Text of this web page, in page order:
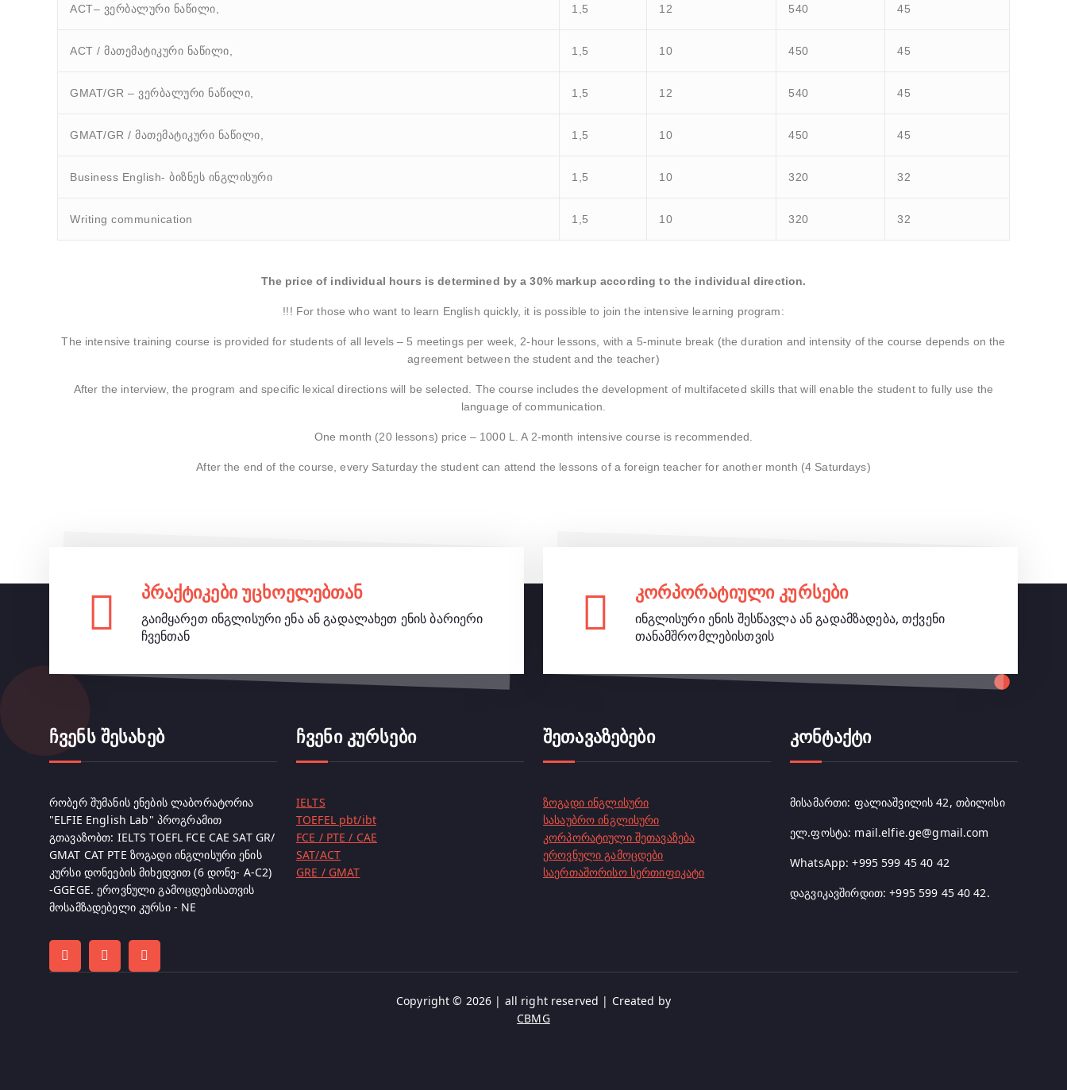
ACT– ვერბალური ნაწილი, 1,5 12 540 45
ACT / მათემატიკური ნაწილი, 1,5 10 450 45
GMAT/GR – ვერბალური ნაწილი, 1,5 12 540 45
GMAT/GR / მათემატიკური ნაწილი, 1,5 10 450 45
Business English- ბიზნეს ინგლისური 1,5 10 320 32
Writing communication 1,5 10 320 32
The price of individual hours is determined by a 30% markup according to the individual direction.
!!! For those who want to learn English quickly, it is possible to join the intensive learning program:
The intensive training course is provided for students of all levels – 5 meetings per week, 2-hour lessons, with a 5-minute break (the duration and intensity of the course depends on the
agreement between the student and the teacher)
After the interview, the program and specific lexical directions will be selected. The course includes the development of multifaceted skills that will enable the student to fully use the
language of communication.
One month (20 lessons) price – 1000 L. A 2-month intensive course is recommended.
After the end of the course, every Saturday the student can attend the lessons of a foreign teacher for another month (4 Saturdays)
პრაქტიკები უცხოელებთან
გაიმყარეთ ინგლისური ენა ან გადალახეთ ენის ბარიერი
ჩვენთან
კორპორატიული კურსები
ინგლისური ენის შესწავლა ან გადამზადება, თქვენი
თანამშრომლებისთვის
ჩვენს შესახებ
რობერ შუმანის ენების ლაბორატორია
"ELFIE English Lab" პროგრამით
გთავაზობთ: IELTS TOEFL FCE CAE SAT GR/
GMAT CAT PTE ზოგადი ინგლისური ენის
კურსი დონეების მიხედვით (6 დონე- A-C2)
-GGEGE. ეროვნული გამოცდებისათვის
მოსამზადებელი კურსი - NE
ჩვენი კურსები
IELTS
TOEFEL pbt/ibt
FCE / PTE / CAE
SAT/ACT
GRE / GMAT
შეთავაზებები
ზოგადი ინგლისური
სასაუბრო ინგლისური
კორპორატიული შეთავაზება
ეროვნული გამოცდები
საერთაშორისო სერთიფიკატი
კონტაქტი
მისამართი: ფალიაშვილის 42, თბილისი
ელ.ფოსტა: mail.elfie.ge@gmail.com
WhatsApp: +995 599 45 40 42
დაგვიკავშირდით: +995 599 45 40 42.
Copyright © 2026 | all right reserved | Created by
CBMG